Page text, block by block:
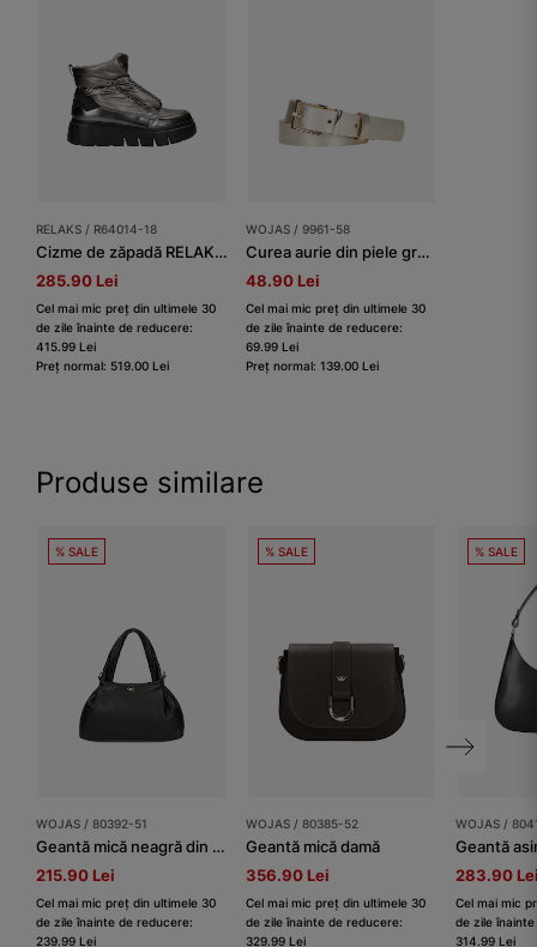
RELAKS / R64014-18
Cizme de zăpadă RELAKS din material impermeabil, aurii
285.90 Lei
Cel mai mic preț din ultimele 30
de zile înainte de reducere:
415.99 Lei
Preț normal: 519.00 Lei
WOJAS / 9961-58
Curea aurie din piele granulată damă
48.90 Lei
Cel mai mic preț din ultimele 30
de zile înainte de reducere:
69.99 Lei
Preț normal: 139.00 Lei
Produse similare
% SALE
WOJAS / 80392-51
Geantă mică neagră din piele granulată damă
215.90 Lei
Cel mai mic preț din ultimele 30
de zile înainte de reducere:
239.99 Lei
% SALE
WOJAS / 80385-52
Geantă mică damă
356.90 Lei
Cel mai mic preț din ultimele 30
de zile înainte de reducere:
329.99 Lei
% SALE
WOJAS /
283.90
Cel mai mic
de zile
314.99 Lei